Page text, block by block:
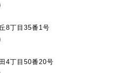
8丁目35番1号
4丁目50番20号